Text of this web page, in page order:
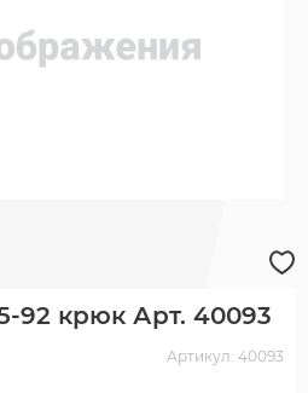
92 крюк Арт. 40093
Артикул: 40093